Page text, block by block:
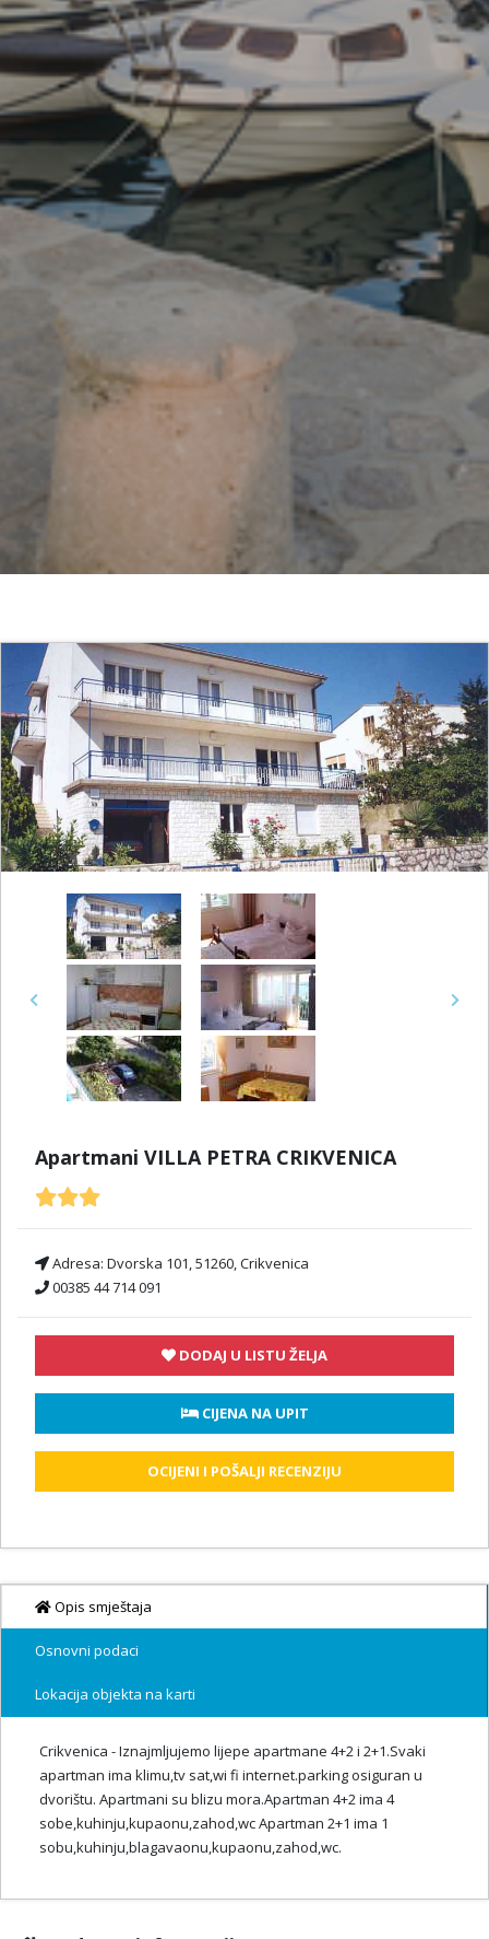
Previous Next
Apartmani VILLA PETRA CRIKVENICA
Adresa: Dvorska 101, 51260, Crikvenica
00385 44 714 091
DODAJ U LISTU ŽELJA
CIJENA NA UPIT
OCIJENI I POŠALJI RECENZIJU
Opis smještaja
Osnovni podaci
Lokacija objekta na karti
Crikvenica - Iznajmljujemo lijepe apartmane 4+2 i 2+1.Svaki
apartman ima klimu,tv sat,wi fi internet.parking osiguran u
dvorištu. Apartmani su blizu mora.Apartman 4+2 ima 4
sobe,kuhinju,kupaonu,zahod,wc Apartman 2+1 ima 1
sobu,kuhinju,blagavaonu,kupaonu,zahod,wc.